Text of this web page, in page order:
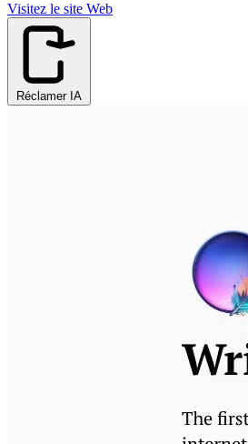
Visitez le site Web
Réclamer IA